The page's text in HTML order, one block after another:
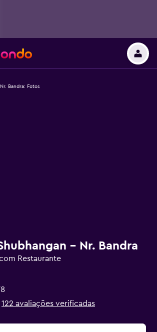
- Nr. Bandra
Restaurante
122 avaliações verificadas
Bandra: Fotos